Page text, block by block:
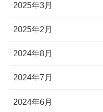
2025年3月
2025年2月
2024年8月
2024年7月
2024年6月